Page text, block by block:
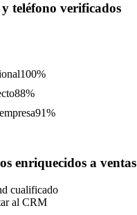
teléfono verificados
100%
88%
91%
enriquecidos a ventas
cualificado
al CRM